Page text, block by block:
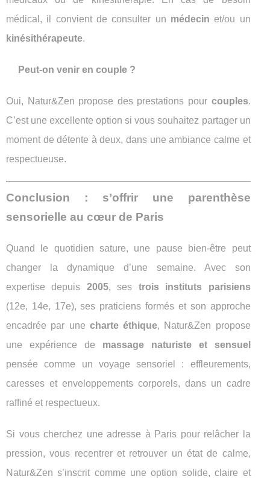
médical, il convient de consulter un médecin et/ou un
kinésithérapeute.
Peut-on venir en couple ?
Oui, Natur&Zen propose des prestations pour couples.
C’est une excellente option si vous souhaitez partager un
moment de détente à deux, dans une ambiance calme et
respectueuse.
Conclusion : s’offrir une parenthèse
sensorielle au cœur de Paris
Quand le quotidien sature, une pause bien-être peut
changer la dynamique d’une semaine. Avec son
expertise depuis 2005, ses trois instituts parisiens
(12e, 14e, 17e), ses praticiens formés et son approche
encadrée par une charte éthique, Natur&Zen propose
une expérience de massage naturiste et sensuel
pensée comme un voyage sensoriel : effleurements,
caresses et enveloppements corporels, dans un cadre
raffiné et respectueux.
Si vous cherchez une adresse à Paris pour relâcher la
pression, vous recentrer et retrouver un état de calme,
Natur&Zen s’inscrit comme une option solide, claire et